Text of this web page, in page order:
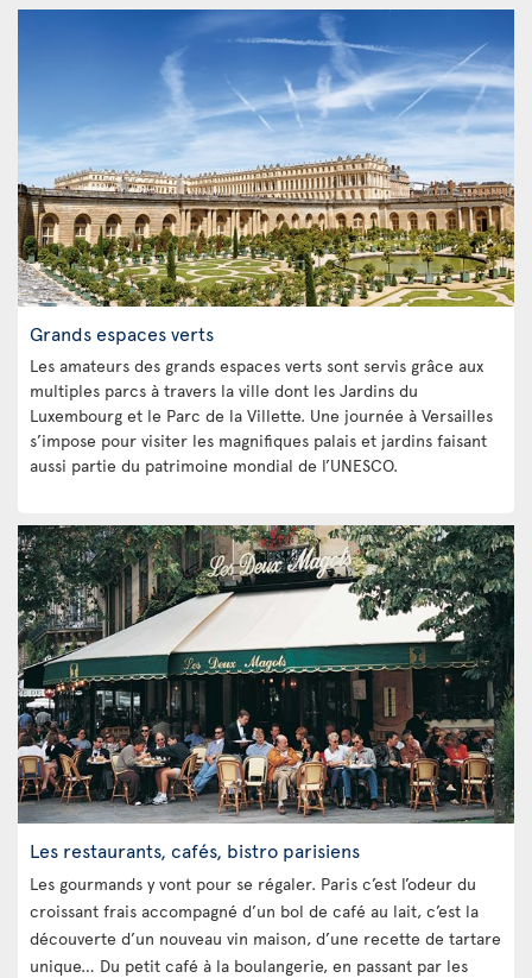
Grands espaces verts
Les amateurs des grands espaces verts sont servis grâce aux
multiples parcs à travers la ville dont les Jardins du
Luxembourg et le Parc de la Villette. Une journée à Versailles
s’impose pour visiter les magnifiques palais et jardins faisant
aussi partie du patrimoine mondial de l’UNESCO.
Les restaurants, cafés, bistro parisiens
Les gourmands y vont pour se régaler. Paris c’est l’odeur du
croissant frais accompagné d’un bol de café au lait, c’est la
découverte d’un nouveau vin maison, d’une recette de tartare
unique… Du petit café à la boulangerie, en passant par les